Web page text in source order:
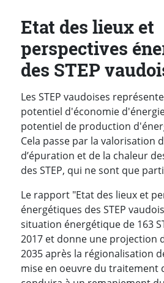
Etat des lieux et
perspectives
des STEP
Les STEP vaudoises
potentiel d'économie
potentiel de production
Cela passe par la valorisation
d’épuration et de la chaleur
des STEP, qui ne sont que
Le rapport "Etat des lieux et
énergétiques des STEP
situation énergétique de 163
2017 et donne une projection
2035 après la régionalisation
mise en oeuvre du traitement